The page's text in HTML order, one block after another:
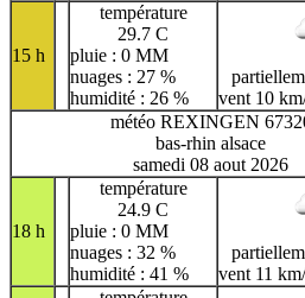
15 h
température
29.7 C
pluie : 0 MM
nuages : 27 %
humidité : 26 %
vent 10
météo REXINGEN
bas-rhin alsace
samedi 08 aout 2026
18 h
température
24.9 C
pluie : 0 MM
nuages : 32 %
humidité : 41 %
vent 11